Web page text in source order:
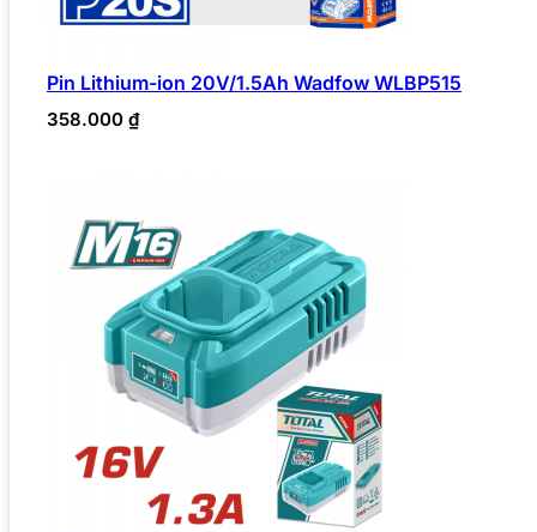
Pin Lithium-ion 20V/1.5Ah Wadfow WLBP515
358.000 ₫